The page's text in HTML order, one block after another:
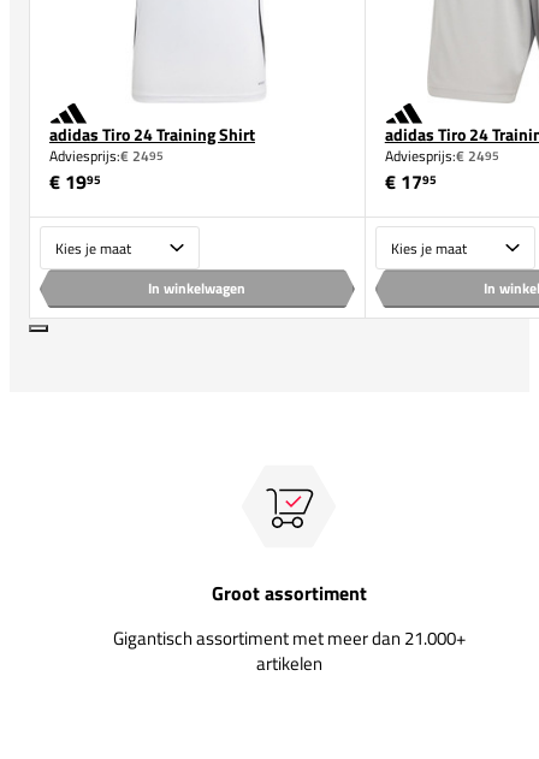
adidas Tiro 24 Training Shirt
Adviesprijs:€ 2495
€ 1995
In winkelwagen
adidas Tiro 24
Adviesprijs:€ 2495
€ 1795
In
Groot assortiment
Gigantisch assortiment met meer dan 21.000+
artikelen